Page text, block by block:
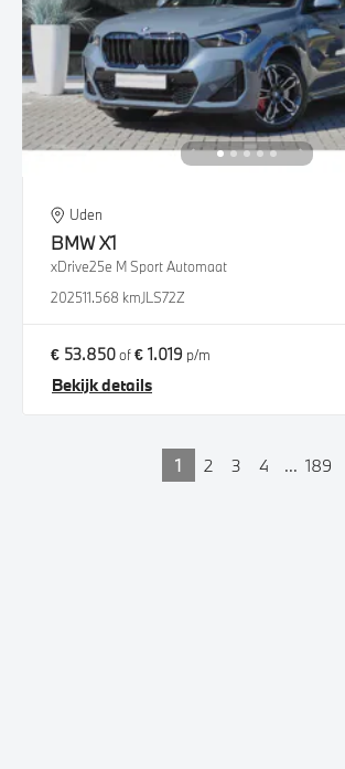
Uden
BMWX1
xDrive25e M Sport Automaat
202511.568 kmJLS72Z
€ 53.850of€ 1.019 p/m
Bekijk details
1 2 3 4 ... 189